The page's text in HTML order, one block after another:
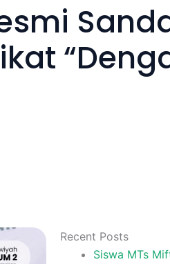
Recent Posts
Siswa MTs